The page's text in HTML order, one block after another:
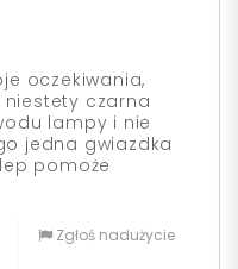
oczekiwania,
niestety czarna
lampy i nie
jedna gwiazdka
pomoże
Zgłoś nadużycie